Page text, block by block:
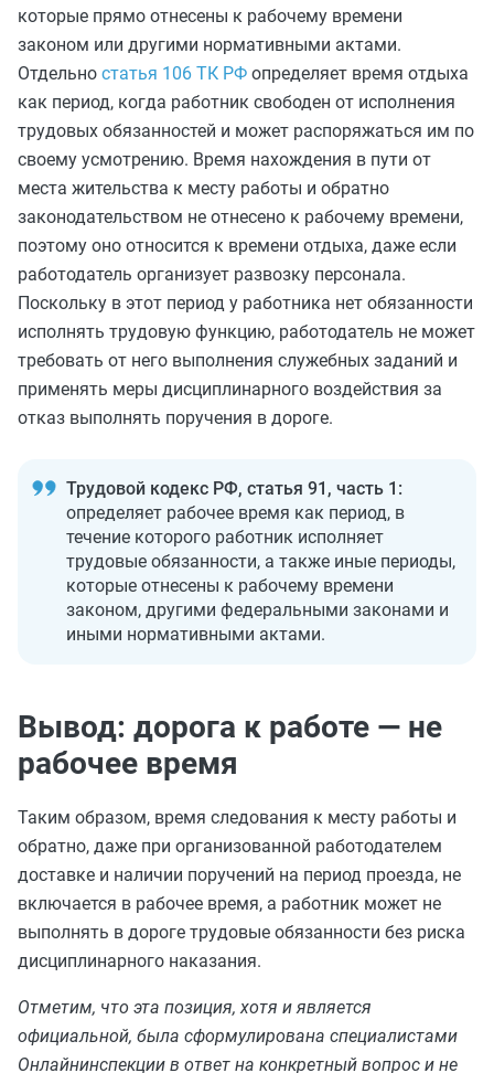
которые прямо отнесены к рабочему времени
законом или другими нормативными актами.
Отдельно статья 106 ТК РФ определяет время отдыха
как период, когда работник свободен от исполнения
трудовых обязанностей и может распоряжаться им по
своему усмотрению. Время нахождения в пути от
места жительства к месту работы и обратно
законодательством не отнесено к рабочему времени,
поэтому оно относится к времени отдыха, даже если
работодатель организует развозку персонала.
Поскольку в этот период у работника нет обязанности
исполнять трудовую функцию, работодатель не может
требовать от него выполнения служебных заданий и
применять меры дисциплинарного воздействия за
отказ выполнять поручения в дороге.
Трудовой кодекс РФ, статья 91, часть 1:
определяет рабочее время как период, в
течение которого работник исполняет
трудовые обязанности, а также иные периоды,
которые отнесены к рабочему времени
законом, другими федеральными законами и
иными нормативными актами.
Вывод: дорога к работе — не
рабочее время
Таким образом, время следования к месту работы и
обратно, даже при организованной работодателем
доставке и наличии поручений на период проезда, не
включается в рабочее время, а работник может не
выполнять в дороге трудовые обязанности без риска
дисциплинарного наказания.
Отметим, что эта позиция, хотя и является
официальной, была сформулирована специалистами
Онлайнинспекции в ответ на конкретный вопрос и не